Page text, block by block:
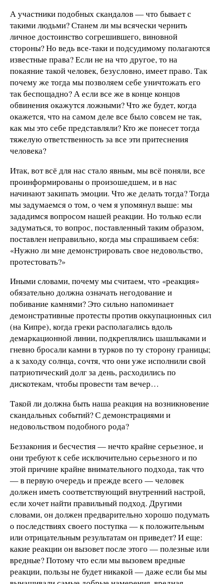
А участники подобных скандалов — что бывает с
такими людьми? Станем ли мы всячески чернить
личное достоинство согрешившего, виновной
стороны? Но ведь все-таки и подсудимому полагаются
известные права? Если не на что другое, то на
покаяние такой человек, безусловно, имеет право. Так
почему же тогда мы позволяем себе уничтожать его
так беспощадно? А если все же в конце концов
обвинения окажутся ложными? Что же будет, когда
окажется, что на самом деле все было совсем не так,
как мы это себе представляли? Кто же понесет тогда
тяжелую ответственность за все эти притеснения
человека?
Итак, вот всё для нас стало явным, мы всё поняли, все
проинформированы о произошедшем, и в нас
начинают закипать эмоции. Что же делать тогда? Тогда
мы задумаемся о том, о чем я упомянул выше: мы
зададимся вопросом нашей реакции. Но только если
задуматься, то вопрос, поставленный таким образом,
поставлен неправильно, когда мы спрашиваем себя:
«Нужно ли мне демонстрировать свое недовольство,
протестовать?»
Иными словами, почему мы считаем, что «реакция»
обязательно должна означать негодование и
побивание камнями? Это сильно напоминает
демонстративные протесты против оккупационных сил
(на Кипре), когда греки располагались вдоль
демаркационной линии, подкреплялись шашлыками и
гневно бросали камни в турков по ту сторону границы;
а к заходу солнца, сочтя, что они уже исполнили свой
патриотический долг за день, расходились по
дискотекам, чтобы провести там вечер…
Такой ли должна быть наша реакция на возникновение
скандальных событий? С демонстрациями и
недовольством подобного рода?
Беззакония и бесчестия — нечто крайне серьезное, и
они требуют к себе исключительно серьезного и по
этой причине крайне внимательного подхода, так что
— в первую очередь и прежде всего — человек
должен иметь соответствующий внутренний настрой,
если хочет найти правильный подход. Другими
словами, он должен предварительно хорошо подумать
о последствиях своего поступка — к положительным
или отрицательным результатам он приведет? И еще:
какие реакции он вызовет после этого — полезные или
вредные? Потому что если мы вызовем вредные
реакции, пользы не будет никакой — даже если бы мы